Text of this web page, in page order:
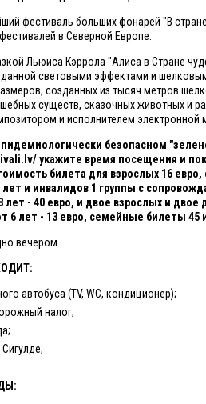
фестиваль больших фонарей "В
в Северной Европе.
Льюиса Кэррола "Алиса в Стране
световыми эффектами и
созданных из тысяч метров
существ, сказочных животных и
и исполнителем
безопасном
укажите время посещения и
билета для взрослых 16
лет и инвалидов 1 группы с
лет - 40 евро, и двое взрослых и
6 лет - 13 евро, семейные билеты 45
вечером.
автобуса (TV, WC, кондиционер);
налог;